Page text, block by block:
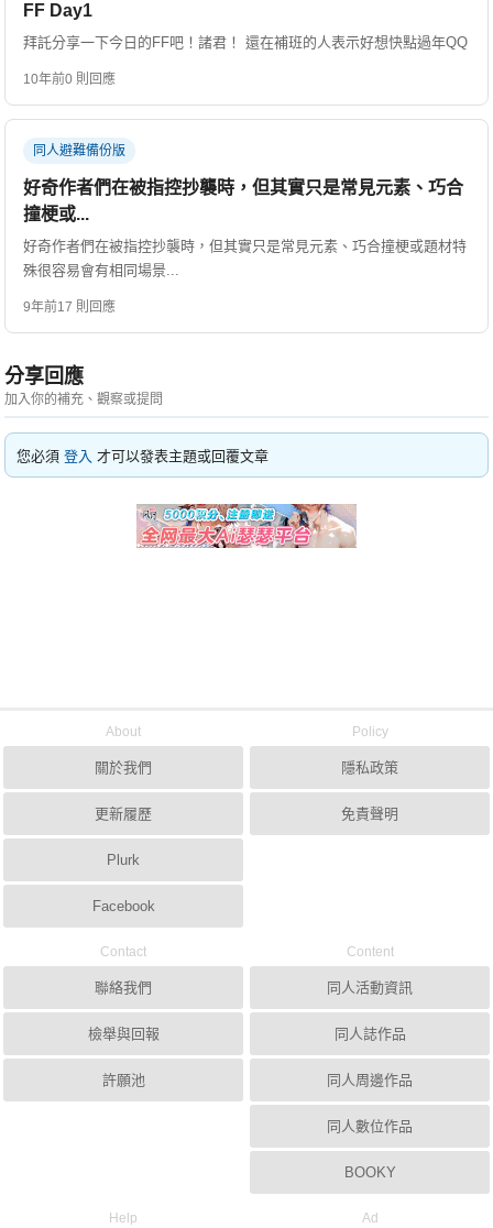
FF Day1
拜託分享一下今日的FF吧！諸君！ 還在補班的人表示好想快點過年QQ
10年前0 則回應
同人避難備份版
好奇作者們在被指控抄襲時，但其實只是常見元素、巧合
撞梗或...
好奇作者們在被指控抄襲時，但其實只是常見元素、巧合撞梗或題材特
殊很容易會有相同場景...
9年前17 則回應
分享回應
加入你的補充、觀察或提問
您必須登入 才可以發表主題或回覆文章
About
關於我們
更新履歷
Plurk
Facebook
Policy
隱私政策
免責聲明
Contact
聯絡我們
檢舉與回報
許願池
Content
同人活動資訊
同人誌作品
同人周邊作品
同人數位作品
BOOKY
Help Ad